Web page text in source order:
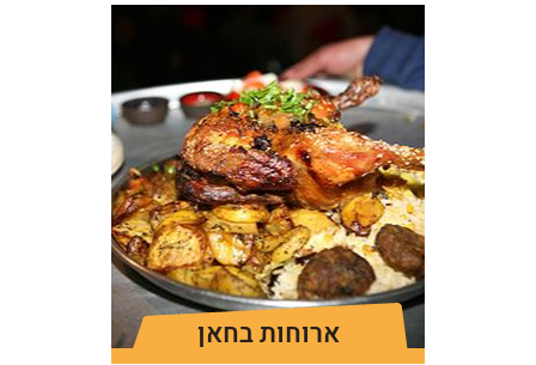
ארוחות בחאן